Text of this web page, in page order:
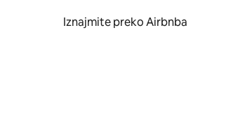
Iznajmite preko Airbnba